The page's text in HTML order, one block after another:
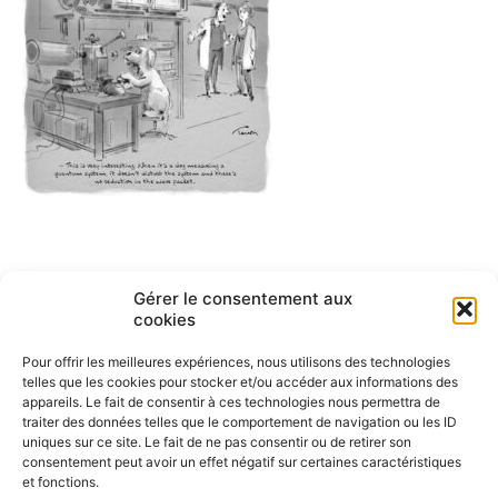
Gérer le consentement aux
cookies
Pour offrir les meilleures expériences, nous utilisons des technologies
telles que les cookies pour stocker et/ou accéder aux informations des
appareils. Le fait de consentir à ces technologies nous permettra de
traiter des données telles que le comportement de navigation ou les ID
uniques sur ce site. Le fait de ne pas consentir ou de retirer son
consentement peut avoir un effet négatif sur certaines caractéristiques
et fonctions.
Navigation
de
l’article
ARTICLE PRÉCÉDENT
English cartoons by Tesson-1